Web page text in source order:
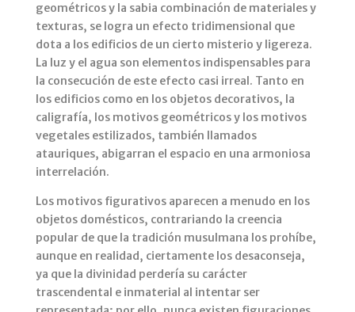
geométricos y la sabia combinación de materiales y
texturas, se logra un efecto tridimensional que
dota a los edificios de un cierto misterio y ligereza.
La luz y el agua son elementos indispensables para
la consecución de este efecto casi irreal. Tanto en
los edificios como en los objetos decorativos, la
caligrafía, los motivos geométricos y los motivos
vegetales estilizados, también llamados
atauriques, abigarran el espacio en una armoniosa
interrelación.
Los motivos figurativos aparecen a menudo en los
objetos domésticos, contrariando la creencia
popular de que la tradición musulmana los prohíbe,
aunque en realidad, ciertamente los desaconseja,
ya que la divinidad perdería su carácter
trascendental e inmaterial al intentar ser